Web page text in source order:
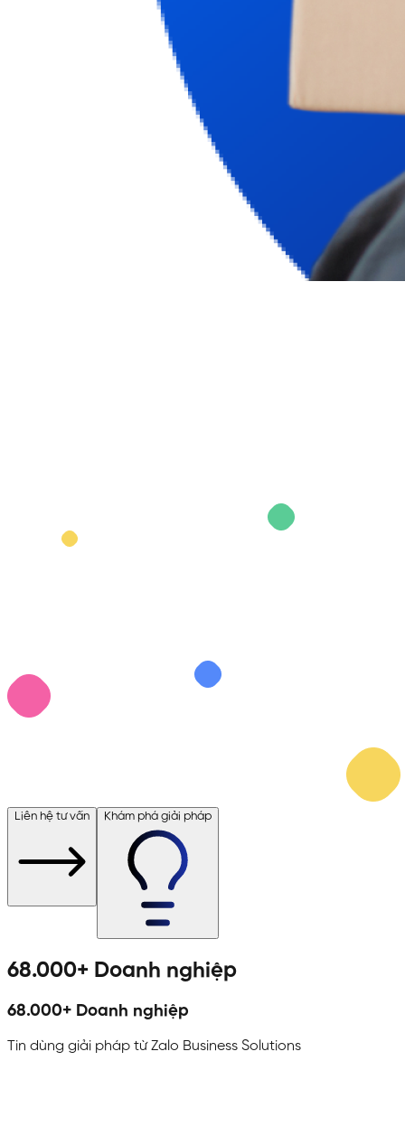
Liên hệ tư vấn Khám phá giải pháp
68.000+ Doanh nghiệp
68.000+ Doanh nghiệp
Tin dùng giải pháp từ Zalo Business Solutions